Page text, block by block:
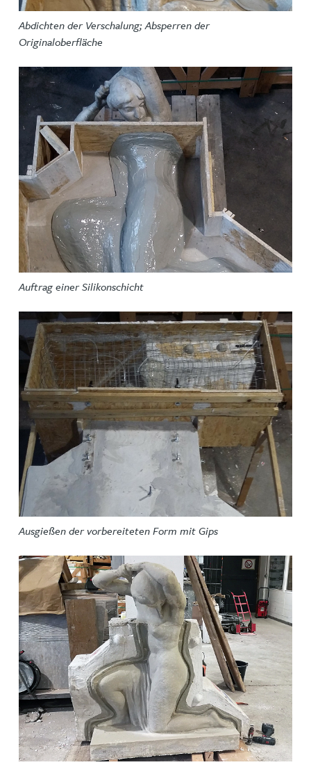
Abdichten der Verschalung; Absperren der
Originaloberfläche
Auftrag einer Silikonschicht
Ausgießen der vorbereiteten Form mit Gips